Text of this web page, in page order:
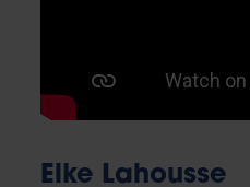
Elke Lahousse